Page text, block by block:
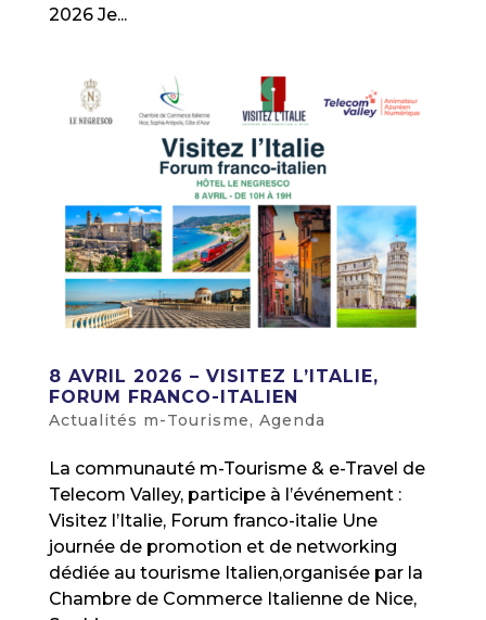
2026 Je...
8 AVRIL 2026 – VISITEZ L’ITALIE,
FORUM FRANCO-ITALIEN
Actualités m-Tourisme, Agenda
La communauté m-Tourisme & e-Travel de
Telecom Valley, participe à l’événement :
Visitez l’Italie, Forum franco-italie Une
journée de promotion et de networking
dédiée au tourisme Italien,organisée par la
Chambre de Commerce Italienne de Nice,